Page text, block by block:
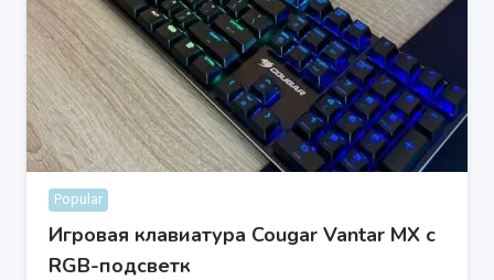
Popular
Игровая клавиатура Cougar Vantar MX с
RGB-подсветк